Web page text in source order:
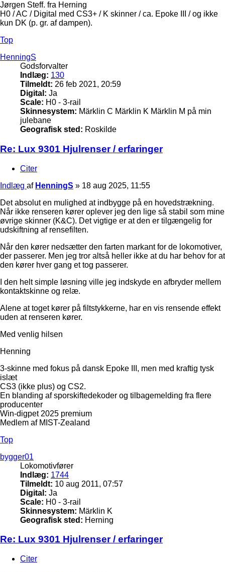
Jørgen Steff. fra Herning
H0 / AC / Digital med CS3+ / K skinner / ca. Epoke III / og ikke
kun DK (p. gr. af dampen).
Top
HenningS
Godsforvalter
Indlæg: 130
Tilmeldt: 26 feb 2021, 20:59
Digital: Ja
Scale: H0 - 3-rail
Skinnesystem: Märklin C Märklin K Märklin M på min
julebane
Geografisk sted: Roskilde
Re: Lux 9301 Hjulrenser / erfaringer
Citer
Indlæg af HenningS » 18 aug 2025, 11:55
Det absolut en mulighed at indbygge på en hovedstrækning.
Når ikke renseren kører oplever jeg den lige så stabil som mine
øvrige skinner (K&C). Det vigtige er at den er tilgængelig for
udskiftning af rensefilten.
Når den kører nedsætter den farten markant for de lokomotiver,
der passerer. Men jeg tror altså heller ikke at du har behov for at
den kører hver gang et tog passerer.
I den helt simple løsning ville jeg indskyde en afbryder mellem
kontaktskinne og relæ.
Alene at toget kører på filtstykkerne, har en vis rensende effekt
uden at renseren kører.
Med venlig hilsen
Henning
3-skinne med fokus på dansk Epoke III, men med kraftig tysk
islæt
CS3 (ikke plus) og CS2.
En blanding af sporskiftedekoder og tilbagemelding fra flere
producenter
Win-digpet 2025 premium
Medlem af MIST-Zealand
Top
bygger01
Lokomotivfører
Indlæg: 1744
Tilmeldt: 10 aug 2011, 07:57
Digital: Ja
Scale: H0 - 3-rail
Skinnesystem: Märklin K
Geografisk sted: Herning
Re: Lux 9301 Hjulrenser / erfaringer
Citer